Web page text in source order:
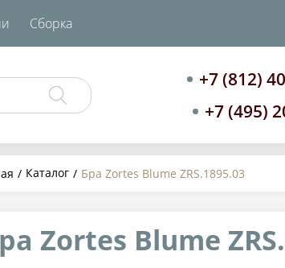
Сборка
+7 (812)
+7 (495)
Каталог Бра Zortes Blume ZRS.1895.03
Zortes Blume